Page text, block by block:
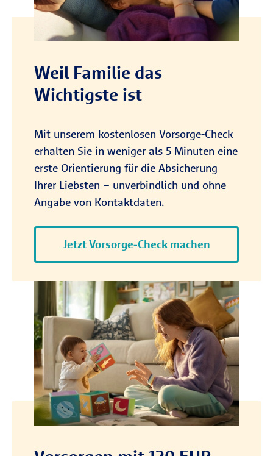
Weil Familie das
Wichtigste ist
Mit unserem kostenlosen Vorsorge-Check
erhalten Sie in weniger als 5 Minuten eine
erste Orientierung für die Absicherung
Ihrer Liebsten – unverbindlich und ohne
Angabe von Kontaktdaten.
Jetzt Vorsorge-Check machen